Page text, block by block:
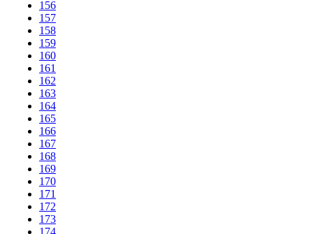
156
157
158
159
160
161
162
163
164
165
166
167
168
169
170
171
172
173